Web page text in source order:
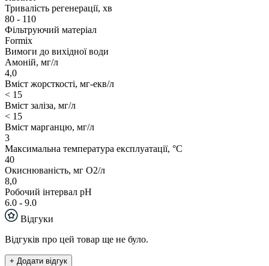
Тривалість регенерації, хв
80 - 110
Фільтруючий матеріал
Formix
Вимоги до вихідної води
Амоній, мг/л
4,0
Вміст жорсткості, мг-екв/л
< 15
Вміст заліза, мг/л
< 15
Вміст марганцю, мг/л
3
Максимальна температура експлуатації, °С
40
Окиснюваність, мг О2/л
8,0
Робочий інтервал рН
6.0 - 9.0
Відгуки
Відгуків про цей товар ще не було.
+ Додати відгук